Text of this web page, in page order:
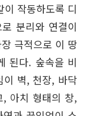
작동하도록 디
분리와 연결이
극적으로 이 땅
된다. 숲속을 비
이 벽, 천장, 바닥
, 아치 형태의 창,